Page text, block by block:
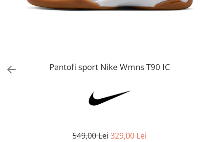
Bluze fotbal copii
Sorturi fotbal femeiPantofi sport Nike Wmns T90 IC
549,00 Lei329,00 Lei